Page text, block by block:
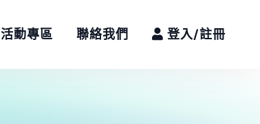
活動專區 聯絡我們 登入/註冊